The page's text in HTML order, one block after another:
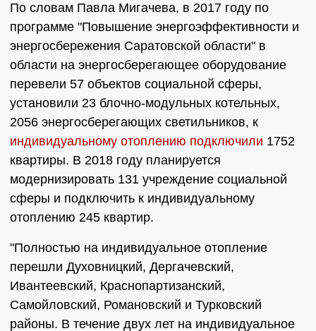
По словам Павла Мигачева, в 2017 году по
программе "Повышение энергоэффективности и
энергосбережения Саратовской области" в
области на энергосберегающее оборудование
перевели 57 объектов социальной сферы,
установили 23 блочно-модульных котельных,
2056 энергосберегающих светильников, к
индивидуальному отоплению подключили 1752
квартиры. В 2018 году планируется
модернизировать 131 учреждение социальной
сферы и подключить к индивидуальному
отоплению 245 квартир.
"Полностью на индивидуальное отопление
перешли Духовницкий, Дергачевский,
Ивантеевский, Краснопартизанский,
Самойловский, Романовский и Турковский
районы. В течение двух лет на индивидуальное